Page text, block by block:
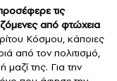
τις
από φτώχεια
Κόσμου, κάποιες
από τον πολιτισμό,
της. Για την